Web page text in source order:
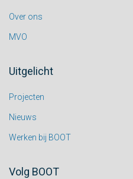
Over ons
MVO
Uitgelicht
Projecten
Nieuws
Werken bij BOOT
Volg BOOT